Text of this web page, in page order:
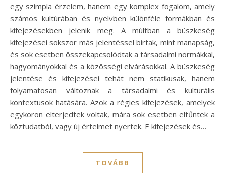
egy szimpla érzelem, hanem egy komplex fogalom, amely
számos kultúrában és nyelvben különféle formákban és
kifejezésekben jelenik meg. A múltban a büszkeség
kifejezései sokszor más jelentéssel bírtak, mint manapság,
és sok esetben összekapcsolódtak a társadalmi normákkal,
hagyományokkal és a közösségi elvárásokkal. A büszkeség
jelentése és kifejezései tehát nem statikusak, hanem
folyamatosan változnak a társadalmi és kulturális
kontextusok hatására. Azok a régies kifejezések, amelyek
egykoron elterjedtek voltak, mára sok esetben eltűntek a
köztudatból, vagy új értelmet nyertek. E kifejezések és…
TOVÁBB